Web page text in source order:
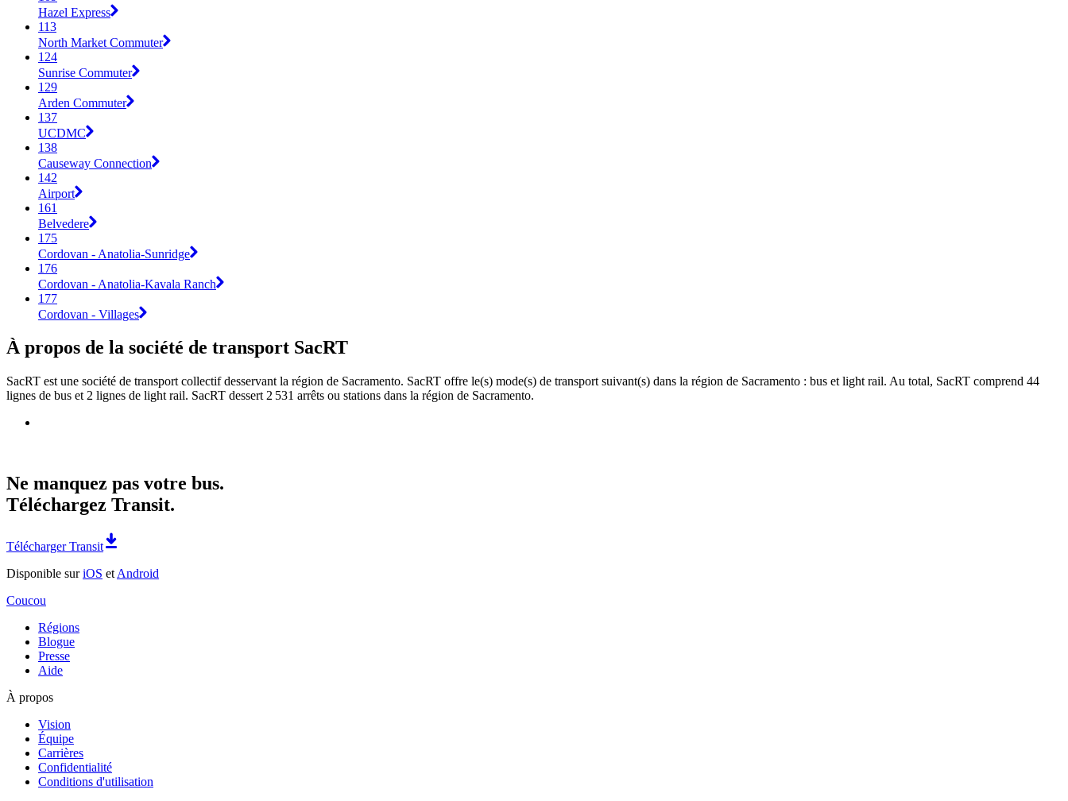
Hazel Express
113
North Market Commuter
124
Sunrise Commuter
129
Arden Commuter
137
UCDMC
138
Causeway Connection
142
Airport
161
Belvedere
175
Cordovan - Anatolia-Sunridge
176
Cordovan - Anatolia-Kavala Ranch
177
Cordovan - Villages
À propos de la société de transport SacRT
SacRT est une société de transport collectif desservant la région de Sacramento. SacRT offre le(s) mode(s) de transport suivant(s) dans la région de Sacramento : bus et light rail. Au total, SacRT comprend 44
lignes de bus et 2 lignes de light rail. SacRT dessert 2 531 arrêts ou stations dans la région de Sacramento.
Ne manquez pas votre bus.
Téléchargez Transit.
Télécharger Transit
Disponible suriOS et Android
Coucou
Régions
Blogue
Presse
Aide
À propos
Vision
Équipe
Carrières
Confidentialité
Conditions d'utilisation